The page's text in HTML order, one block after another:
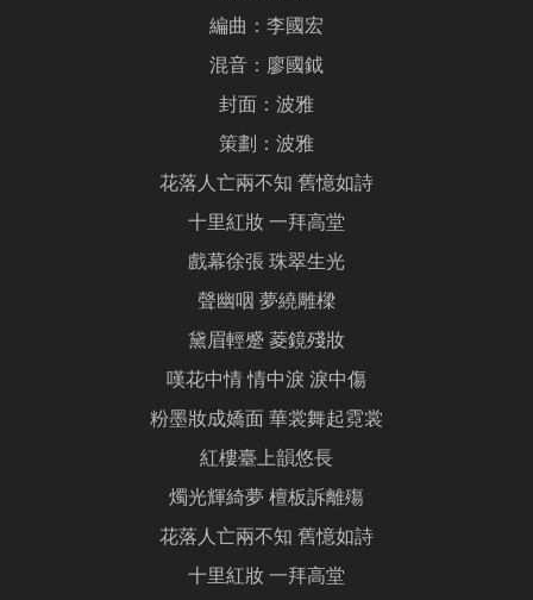
編曲：李國宏
混音：廖國鉞
封面：波雅
策劃：波雅
花落人亡兩不知 舊憶如詩
十里紅妝 一拜高堂
戲幕徐張 珠翠生光
聲幽咽 夢繞雕樑
黛眉輕蹙 菱鏡殘妝
嘆花中情 情中淚 淚中傷
粉墨妝成嬌面 華裳舞起霓裳
紅樓臺上韻悠長
燭光輝綺夢 檀板訴離殤
花落人亡兩不知 舊憶如詩
十里紅妝 一拜高堂